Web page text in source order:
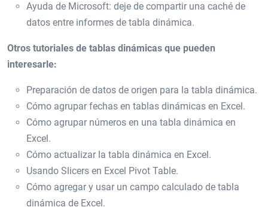
Ayuda de Microsoft: deje de compartir una caché de
datos entre informes de tabla dinámica.
Otros tutoriales de tablas dinámicas que pueden
interesarle:
Preparación de datos de origen para la tabla dinámica.
Cómo agrupar fechas en tablas dinámicas en Excel.
Cómo agrupar números en una tabla dinámica en
Excel.
Cómo actualizar la tabla dinámica en Excel.
Usando Slicers en Excel Pivot Table.
Cómo agregar y usar un campo calculado de tabla
dinámica de Excel.